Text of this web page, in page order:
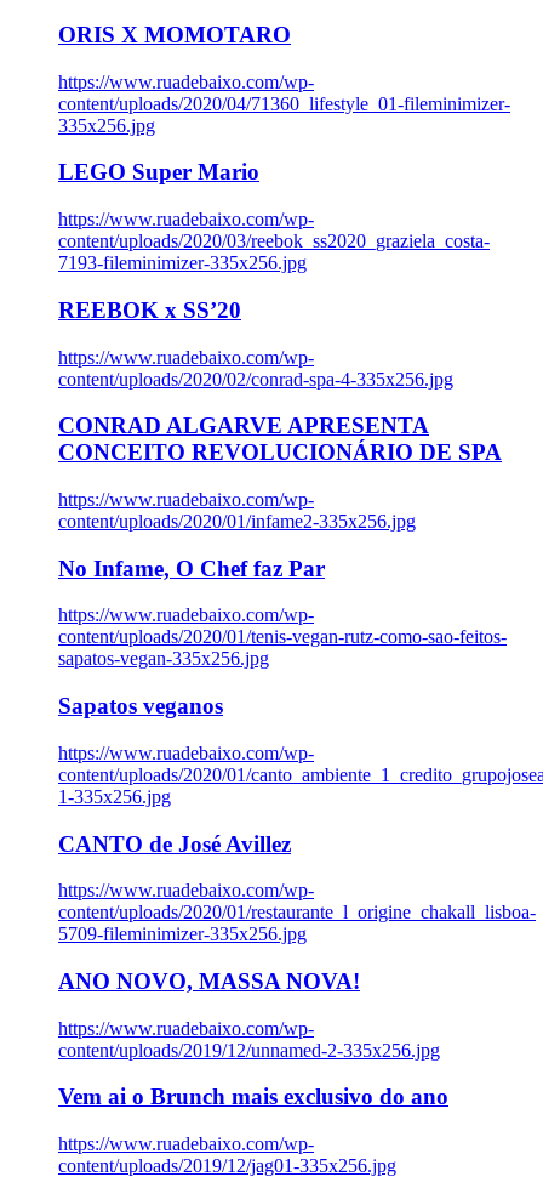
ORIS X MOMOTARO
https://www.ruadebaixo.com/wp-
content/uploads/2020/04/71360_lifestyle_01-fileminimizer-
335x256.jpg
LEGO Super Mario
https://www.ruadebaixo.com/wp-
content/uploads/2020/03/reebok_ss2020_graziela_costa-
7193-fileminimizer-335x256.jpg
REEBOK x SS’20
https://www.ruadebaixo.com/wp-
content/uploads/2020/02/conrad-spa-4-335x256.jpg
CONRAD ALGARVE APRESENTA
CONCEITO REVOLUCIONÁRIO DE SPA
https://www.ruadebaixo.com/wp-
content/uploads/2020/01/infame2-335x256.jpg
No Infame, O Chef faz Par
https://www.ruadebaixo.com/wp-
content/uploads/2020/01/tenis-vegan-rutz-como-sao-feitos-
sapatos-vegan-335x256.jpg
Sapatos veganos
https://www.ruadebaixo.com/wp-
content/uploads/2020/01/
1-335x256.jpg
CANTO de José Avillez
https://www.ruadebaixo.com/wp-
content/uploads/2020/01/restaurante_l_origine_chakall_lisboa-
5709-fileminimizer-335x256.jpg
ANO NOVO, MASSA NOVA!
https://www.ruadebaixo.com/wp-
content/uploads/2019/12/unnamed-2-335x256.jpg
Vem ai o Brunch mais exclusivo do ano
https://www.ruadebaixo.com/wp-
content/uploads/2019/12/jag01-335x256.jpg